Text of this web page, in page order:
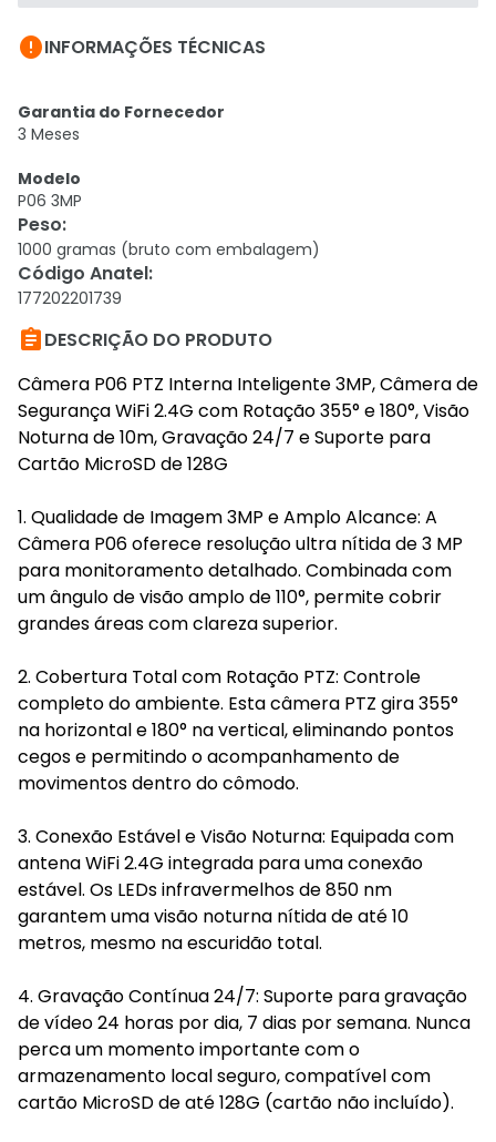
INFORMAÇÕES TÉCNICAS
Garantia do Fornecedor
3 Meses
Modelo
P06 3MP
Peso:
1000 gramas (bruto com embalagem)
Código Anatel:
177202201739
DESCRIÇÃO DO PRODUTO
Câmera P06 PTZ Interna Inteligente 3MP, Câmera de
Segurança WiFi 2.4G com Rotação 355° e 180°, Visão
Noturna de 10m, Gravação 24/7 e Suporte para
Cartão MicroSD de 128G
1. Qualidade de Imagem 3MP e Amplo Alcance: A
Câmera P06 oferece resolução ultra nítida de 3 MP
para monitoramento detalhado. Combinada com
um ângulo de visão amplo de 110°, permite cobrir
grandes áreas com clareza superior.
2. Cobertura Total com Rotação PTZ: Controle
completo do ambiente. Esta câmera PTZ gira 355°
na horizontal e 180° na vertical, eliminando pontos
cegos e permitindo o acompanhamento de
movimentos dentro do cômodo.
3. Conexão Estável e Visão Noturna: Equipada com
antena WiFi 2.4G integrada para uma conexão
estável. Os LEDs infravermelhos de 850 nm
garantem uma visão noturna nítida de até 10
metros, mesmo na escuridão total.
4. Gravação Contínua 24/7: Suporte para gravação
de vídeo 24 horas por dia, 7 dias por semana. Nunca
perca um momento importante com o
armazenamento local seguro, compatível com
cartão MicroSD de até 128G (cartão não incluído).